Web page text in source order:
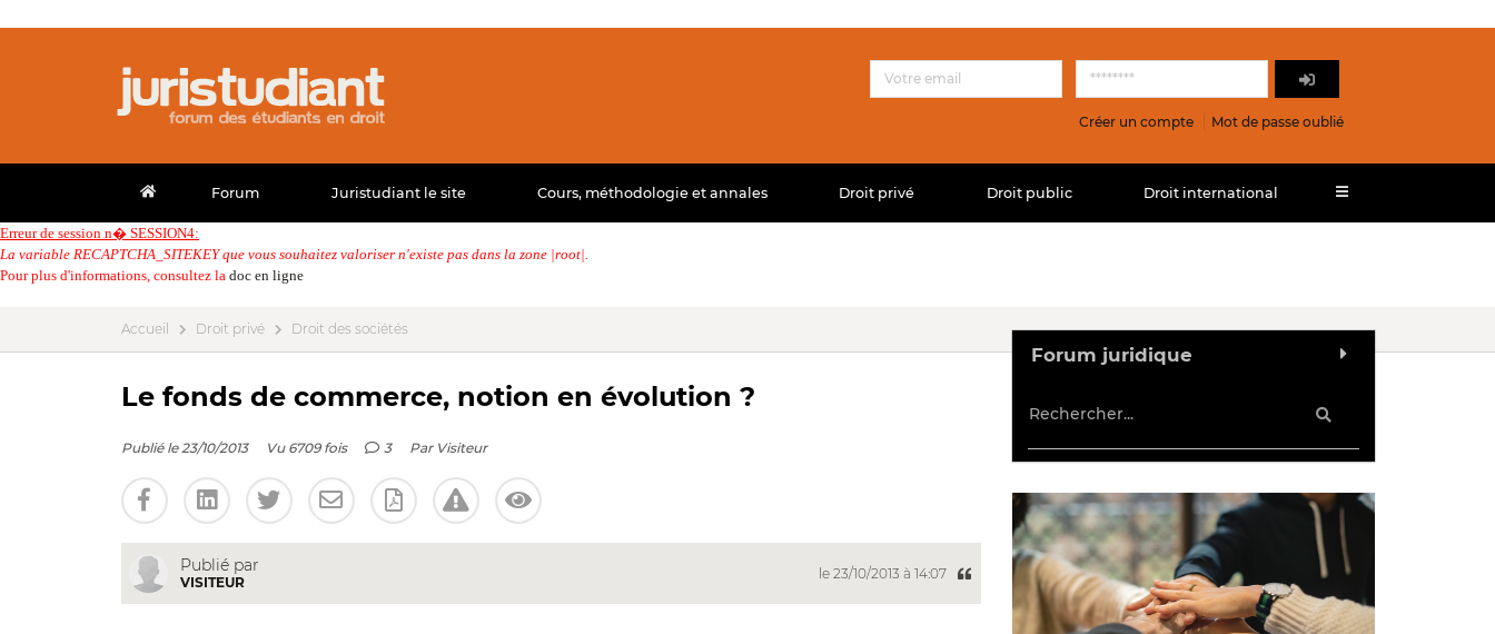
Créer un compte Mot de passe oublié
Forum Juristudiant le site Cours, méthodologie et annales Droit privé Droit public Droit international
Erreur de session n� SESSION4:
La variable RECAPTCHA_SITEKEY que vous souhaitez valoriser n'existe pas dans la zone |root|.
Pour plus d'informations, consultez la doc en ligne
Accueil Droit privé Droit des sociétés
Le fonds de commerce, notion en évolution ?
Publié le 23/10/2013 Vu 6709 fois 3 Par Visiteur
Publié par
VISITEUR
le 23/10/2013 à 14:07
Forum juridique